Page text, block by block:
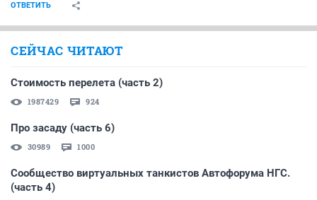
ОТВЕТИТЬ
СЕЙЧАС ЧИТАЮТ
Стоимость перелета (часть 2)
1987429 924
Про засаду (часть 6)
30989 1000
Сообщество виртуальных танкистов Автофорума НГС.
(часть 4)